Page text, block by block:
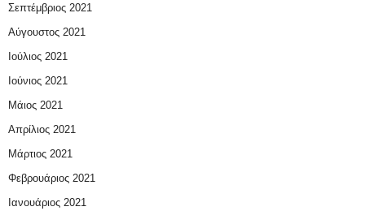
Σεπτέμβριος 2021
Αύγουστος 2021
Ιούλιος 2021
Ιούνιος 2021
Μάιος 2021
Απρίλιος 2021
Μάρτιος 2021
Φεβρουάριος 2021
Ιανουάριος 2021